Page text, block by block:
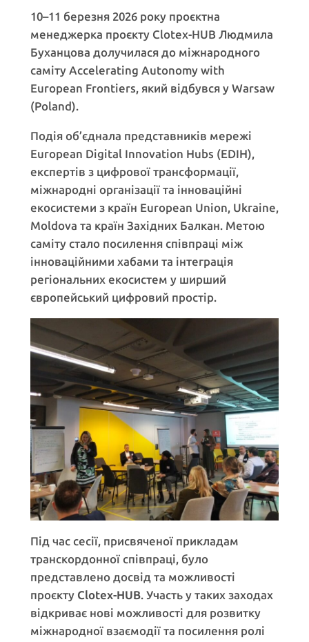
10–11 березня 2026 року проєктна
менеджерка проєкту Clotex-HUB Людмила
Буханцова долучилася до міжнародного
саміту Accelerating Autonomy with
European Frontiers, який відбувся у Warsaw
(Poland).
Подія об’єднала представників мережі
European Digital Innovation Hubs (EDIH),
експертів з цифрової трансформації,
міжнародні організації та інноваційні
екосистеми з країн European Union, Ukraine,
Moldova та країн Західних Балкан. Метою
саміту стало посилення співпраці між
інноваційними хабами та інтеграція
регіональних екосистем у ширший
європейський цифровий простір.
Під час сесії, присвяченої прикладам
транскордонної співпраці, було
представлено досвід та можливості
проєкту Clotex-HUB. Участь у таких заходах
відкриває нові можливості для розвитку
міжнародної взаємодії та посилення ролі